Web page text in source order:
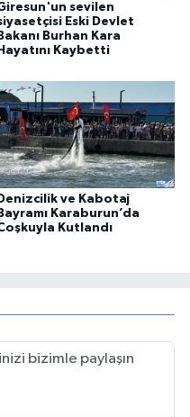
sevilen
Eski Devlet
Bakanı Burhan Kara
Hayatını Kaybetti
Denizcilik ve Kabotaj
Bayramı Karaburun’da
Kutlandı